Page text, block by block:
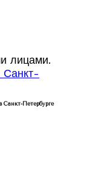
лицами.
Петербурге